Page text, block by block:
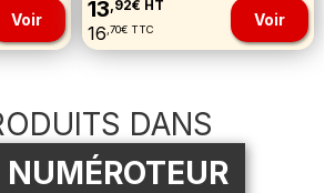
Voir 13,92€ HT
16 ,70€ TTC Voir
DANS